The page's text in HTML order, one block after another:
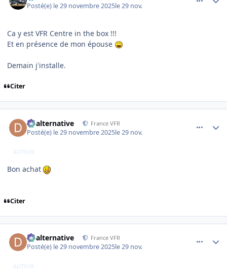
Posté(e) le 29 novembre 2025le 29 nov.
Ca y est VFR Centre in the box !!!
Et en présence de mon épouse
Demain j'installe.
Citer
dbalternative France VFR
Posté(e) le 29 novembre 2025le 29 nov.
AUTEUR
Bon achat
Citer
dbalternative France VFR
Posté(e) le 29 novembre 2025le 29 nov.
AUTEUR